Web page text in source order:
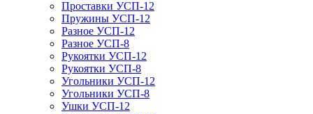
Проставки УСП-12
Пружины УСП-12
Разное УСП-12
Разное УСП-8
Рукоятки УСП-12
Рукоятки УСП-8
Угольники УСП-12
Угольники УСП-8
Ушки УСП-12